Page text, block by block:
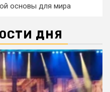
основы для мира
ДНЯ